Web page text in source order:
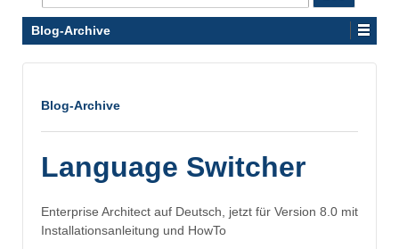
for:
Blog-Archive
Blog-Archive
Language Switcher
Enterprise Architect auf Deutsch, jetzt für Version 8.0 mit
Installationsanleitung und HowTo